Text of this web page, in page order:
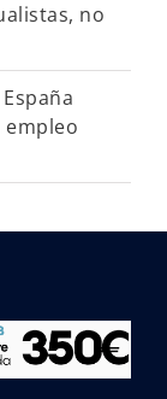
no